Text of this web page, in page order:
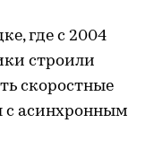
где с 2004
строили
скоростные
с асинхронным